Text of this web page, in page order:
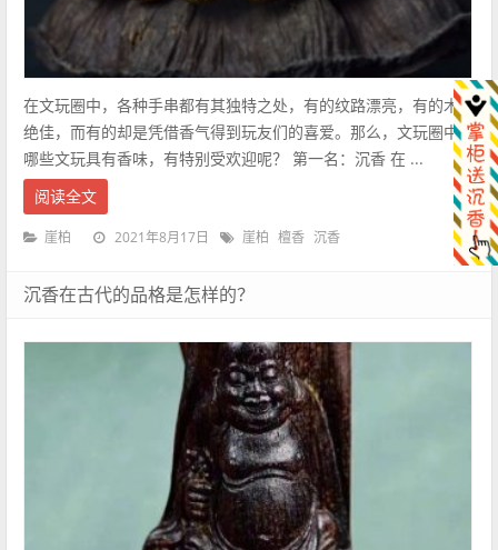
在文玩圈中，各种手串都有其独特之处，有的纹路漂亮，有的木质
绝佳，而有的却是凭借香气得到玩友们的喜爱。那么，文玩圈中有
哪些文玩具有香味，有特别受欢迎呢？ 第一名：沉香 在 ...
阅读全文
崖柏 2021年8月17日 崖柏 檀香 沉香
沉香在古代的品格是怎样的？